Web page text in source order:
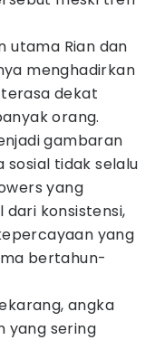
utama Rian dan
menghadirkan
dekat
orang.
gambaran
sosial tidak selalu
yang
konsistensi,
yang
bertahun-
angka
yang sering